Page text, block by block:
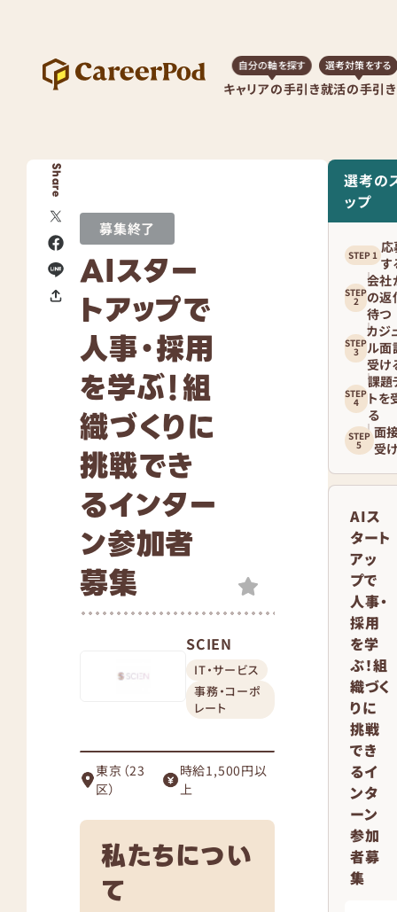
キャリアの手引き
自分の軸を探す
就活の手引き
選考対策をする
Share
募集終了
AIスター
トアップで
人事・採用
を学ぶ！組
織づくりに
挑戦でき
るインター
ン参加者
募集
SCIEN
IT・サービス
事務・コーポ
レート
東京（23
区）
時給1,500円以
上
私たちについ
て
選考の
ップ
応
す
会社
の返
待つ
カジ
ル面
受け
課題
トを
る
面
受
AIス
タート
アッ
プで
人事・
採用
を学
ぶ！組
織づく
りに
挑戦
でき
るイ
ンタ
ーン
参加
者募
集